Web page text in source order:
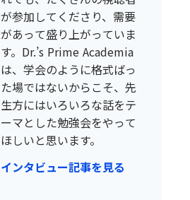
が参加してくださり、需要
があって盛り上がっていま
す。Dr.’s Prime Academia
は、学会のように格式ばっ
た場ではないからこそ、先
生方にはいろいろな話をテ
ーマとした勉強会をやって
ほしいと思います。
インタビュー記事を見る